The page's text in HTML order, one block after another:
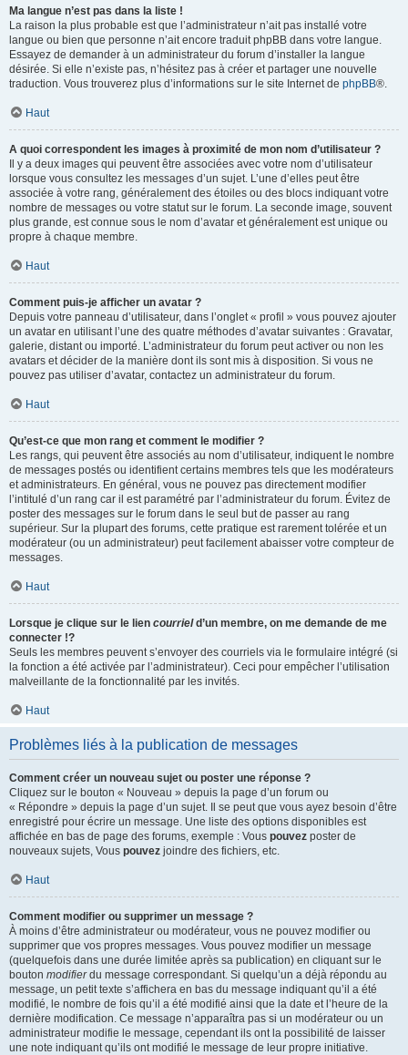
Ma langue n’est pas dans la liste !
La raison la plus probable est que l’administrateur n’ait pas installé votre
langue ou bien que personne n’ait encore traduit phpBB dans votre langue.
Essayez de demander à un administrateur du forum d’installer la langue
désirée. Si elle n’existe pas, n’hésitez pas à créer et partager une nouvelle
traduction. Vous trouverez plus d’informations sur le site Internet de phpBB®.
Haut
A quoi correspondent les images à proximité de mon nom d’utilisateur ?
Il y a deux images qui peuvent être associées avec votre nom d’utilisateur
lorsque vous consultez les messages d’un sujet. L’une d’elles peut être
associée à votre rang, généralement des étoiles ou des blocs indiquant votre
nombre de messages ou votre statut sur le forum. La seconde image, souvent
plus grande, est connue sous le nom d’avatar et généralement est unique ou
propre à chaque membre.
Haut
Comment puis-je afficher un avatar ?
Depuis votre panneau d’utilisateur, dans l’onglet « profil » vous pouvez ajouter
un avatar en utilisant l’une des quatre méthodes d’avatar suivantes : Gravatar,
galerie, distant ou importé. L’administrateur du forum peut activer ou non les
avatars et décider de la manière dont ils sont mis à disposition. Si vous ne
pouvez pas utiliser d’avatar, contactez un administrateur du forum.
Haut
Qu’est-ce que mon rang et comment le modifier ?
Les rangs, qui peuvent être associés au nom d’utilisateur, indiquent le nombre
de messages postés ou identifient certains membres tels que les modérateurs
et administrateurs. En général, vous ne pouvez pas directement modifier
l’intitulé d’un rang car il est paramétré par l’administrateur du forum. Évitez de
poster des messages sur le forum dans le seul but de passer au rang
supérieur. Sur la plupart des forums, cette pratique est rarement tolérée et un
modérateur (ou un administrateur) peut facilement abaisser votre compteur de
messages.
Haut
Lorsque je clique sur le lien courrield’un membre, on me demande de me
connecter !?
Seuls les membres peuvent s’envoyer des courriels via le formulaire intégré (si
la fonction a été activée par l’administrateur). Ceci pour empêcher l’utilisation
malveillante de la fonctionnalité par les invités.
Haut
Problèmes liés à la publication de messages
Comment créer un nouveau sujet ou poster une réponse ?
Cliquez sur le bouton « Nouveau » depuis la page d’un forum ou
« Répondre » depuis la page d’un sujet. Il se peut que vous ayez besoin d’être
enregistré pour écrire un message. Une liste des options disponibles est
affichée en bas de page des forums, exemple : Vous pouvez poster de
nouveaux sujets, Vous pouvez joindre des fichiers, etc.
Haut
Comment modifier ou supprimer un message ?
À moins d’être administrateur ou modérateur, vous ne pouvez modifier ou
supprimer que vos propres messages. Vous pouvez modifier un message
(quelquefois dans une durée limitée après sa publication) en cliquant sur le
bouton modifierdu message correspondant. Si quelqu’un a déjà répondu au
message, un petit texte s’affichera en bas du message indiquant qu’il a été
modifié, le nombre de fois qu’il a été modifié ainsi que la date et l’heure de la
dernière modification. Ce message n’apparaîtra pas si un modérateur ou un
administrateur modifie le message, cependant ils ont la possibilité de laisser
une note indiquant qu’ils ont modifié le message de leur propre initiative.